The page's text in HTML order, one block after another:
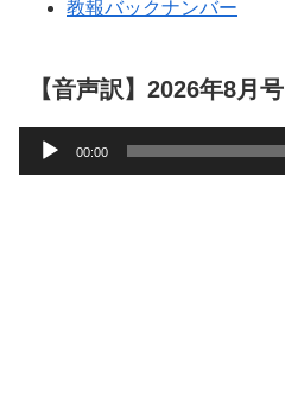
教報バックナンバー
【音声訳】2026年8月号
声
00:00